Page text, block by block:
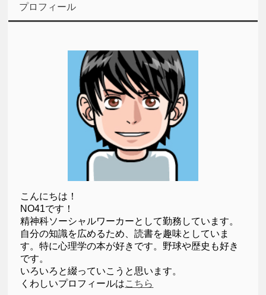
プロフィール
こんにちは！
NO41です！
精神科ソーシャルワーカーとして勤務しています。
自分の知識を広めるため、読書を趣味としていま
す。特に心理学の本が好きです。野球や歴史も好き
です。
いろいろと綴っていこうと思います。
くわしいプロフィールはこちら